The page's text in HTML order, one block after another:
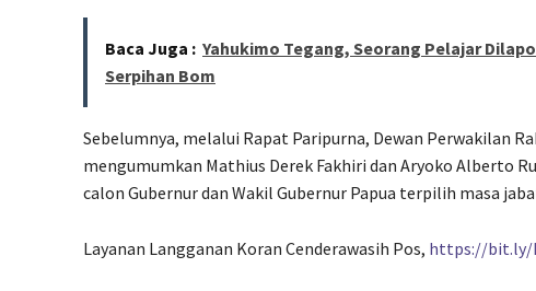
Baca Juga : Yahukimo Tegang, Seorang Pelajar
Serpihan Bom
Sebelumnya, melalui Rapat Paripurna, Dewan Perwakilan
mengumumkan Mathius Derek Fakhiri dan Aryoko Alberto
calon Gubernur dan Wakil Gubernur Papua terpilih masa
Layanan Langganan Koran Cenderawasih Pos, https://bit.ly/